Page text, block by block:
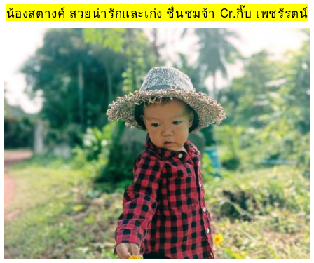
น้องสตางค์ สวยน่ารักและเก่ง ชื่นชมจ้า Cr.กิ๊บ เพชรัรตน์